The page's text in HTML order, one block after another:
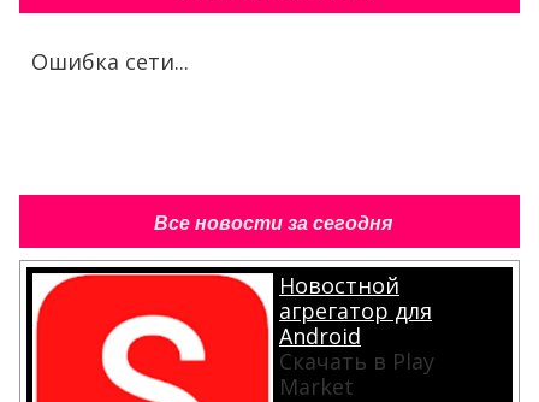
Ошибка сети...
Все новости за сегодня
Новостной
агрегатор для
Android
Скачать в Play
Market